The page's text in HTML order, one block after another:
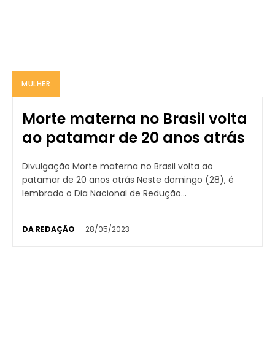
MULHER
Morte materna no Brasil volta
ao patamar de 20 anos atrás
Divulgação Morte materna no Brasil volta ao
patamar de 20 anos atrás Neste domingo (28), é
lembrado o Dia Nacional de Redução...
DA REDAÇÃO - 28/05/2023